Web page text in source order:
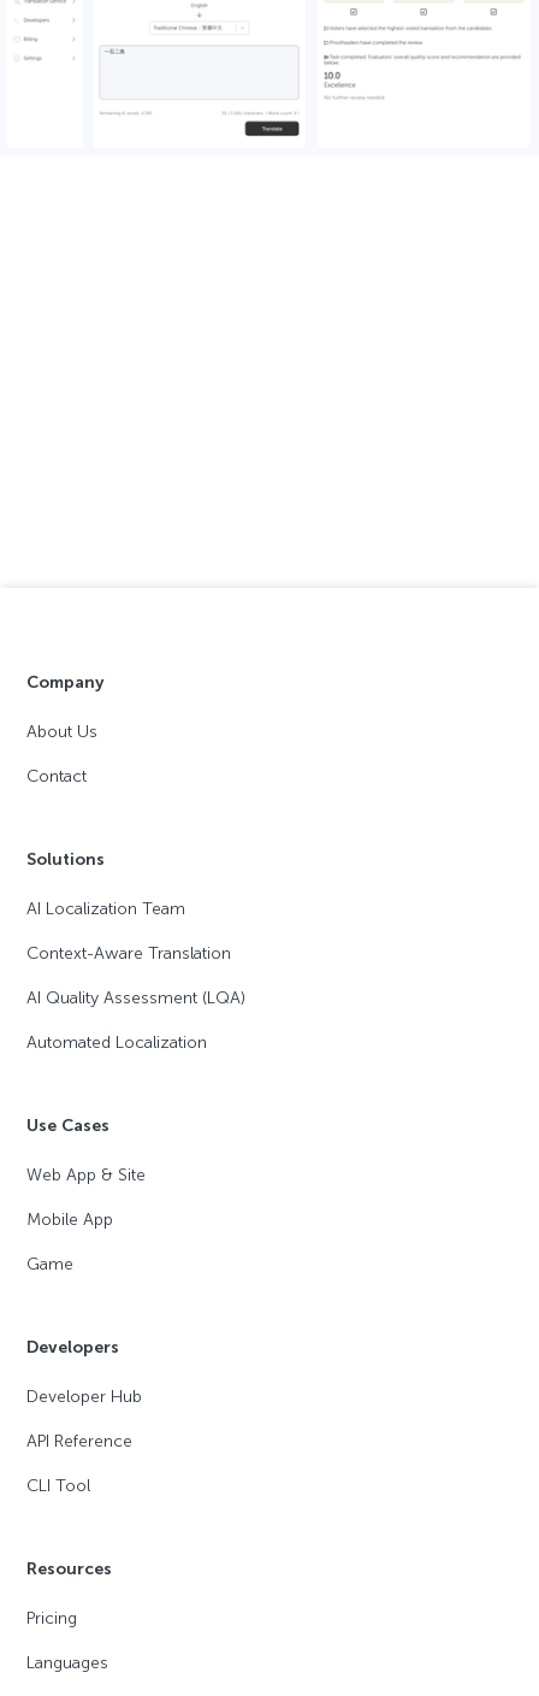
Company
About Us
Contact
Solutions
AI Localization Team
Context-Aware Translation
AI Quality Assessment (LQA)
Automated Localization
Use Cases
Web App & Site
Mobile App
Game
Developers
Developer Hub
API Reference
CLI Tool
Resources
Pricing
Languages